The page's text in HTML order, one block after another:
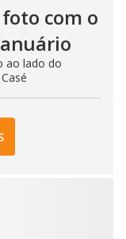
com o
ao lado do